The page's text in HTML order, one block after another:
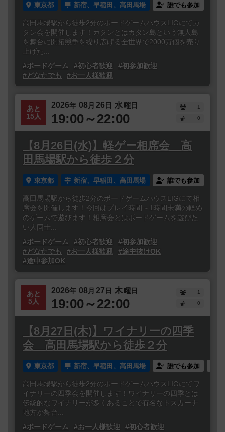
東京都 新宿、早稲田、高田馬場 誰でも参加
高田馬場駅から徒歩2分のボードゲームハウスLIGにてカ
タン会を開催します！カタンとはカタン島という無人島
を舞台に開拓競争を繰り広げる全世界で2000万個を売り
上げた...
#ボードゲーム
#初心者歓迎
#初参加歓迎
#どなたでも
#お一人様歓迎
あと
15人
2026年 08 月 26日 水曜日
19:00～22:00
1
0
【8月26日(水)】軽ゲー相席会 高
田馬場駅から徒歩２分
東京都 新宿、早稲田、高田馬場 誰でも参加
高田馬場駅から徒歩2分のボードゲームハウスLIGにて相
席会を開催します！今回はプレイ時間～1時間未満の軽め
のゲームで遊びます！相席会とはボードゲームを遊びた
い人同士...
#ボードゲーム
#初心者歓迎
#初参加歓迎
#どなたでも
#お一人様歓迎
#途中抜けOK
#途中参加OK
あと
5人
2026年 08 月 27日 木曜日
19:00～22:00
1
0
【8月27日(木)】ワイナリーの四季
会 高田馬場駅から徒歩２分
東京都 新宿、早稲田、高田馬場 誰でも参加
高田馬場駅から徒歩2分のボードゲームハウスLIGにてワ
イナリーの四季会を開催します！ワイナリーの四季とは
伝統的なワイナリーが多くあることで有名なトスカーナ
地方が舞台...
#ボードゲーム
#お一人様歓迎
#初心者歓迎